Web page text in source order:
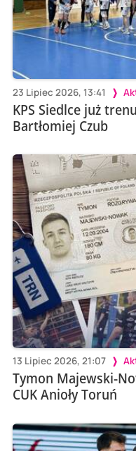
23 Lipiec 2026, 13:41
KPS Siedlce już
Bartłomiej Czub
13 Lipiec 2026, 21:07
Tymon Majewski-
CUK Anioły Toruń